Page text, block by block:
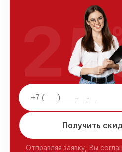
Получить
Отправляя заявку, Вы
25